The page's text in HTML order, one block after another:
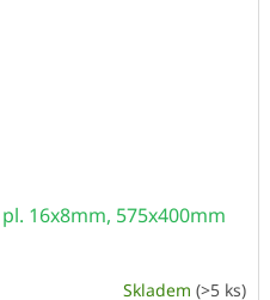
16x8mm, 575x400mm
Skladem (>5 ks)